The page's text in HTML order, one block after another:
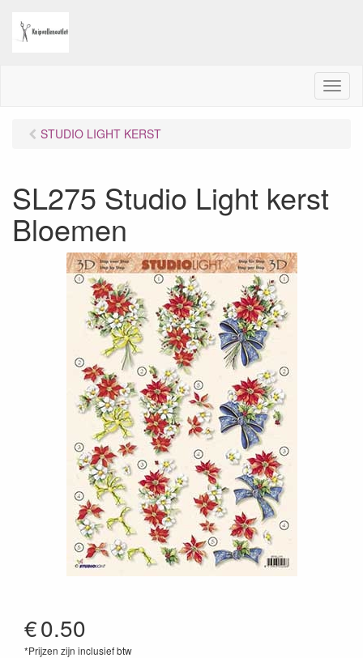
M
e
STUDIO LIGHT KERST
SL275 Studio Light kerst
Bloemen
€0.50
*Prijzen zijn inclusief btw